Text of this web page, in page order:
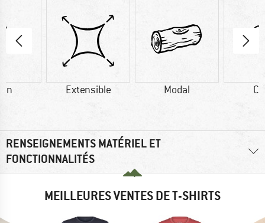
Extensible Modal
RENSEIGNEMENTS MATÉRIEL ET
FONCTIONNALITÉS
MEILLEURES VENTES DE T-SHIRTS